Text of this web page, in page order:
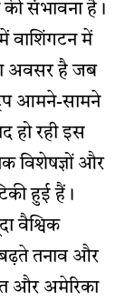
की संभावना है।
वाशिंगटन में
अवसर है जब
ट्रंप आमने-सामने
हो रही इस
विशेषज्ञों और
हुई हैं।
वैश्विक
बढ़ते तनाव और
और अमेरिका